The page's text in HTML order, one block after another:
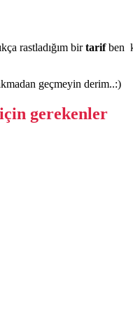
rastladığım birtarifben
geçmeyin derim..:)
gerekenler